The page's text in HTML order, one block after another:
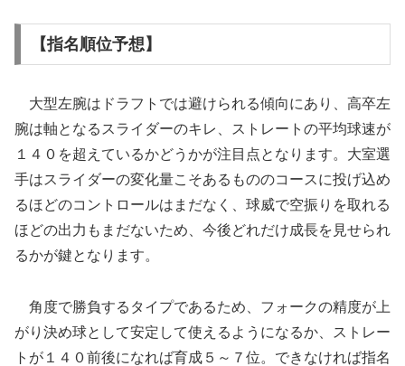
【指名順位予想】
大型左腕はドラフトでは避けられる傾向にあり、高卒左
腕は軸となるスライダーのキレ、ストレートの平均球速が
１４０を超えているかどうかが注目点となります。大室選
手はスライダーの変化量こそあるもののコースに投げ込め
るほどのコントロールはまだなく、球威で空振りを取れる
ほどの出力もまだないため、今後どれだけ成長を見せられ
るかが鍵となります。
角度で勝負するタイプであるため、フォークの精度が上
がり決め球として安定して使えるようになるか、ストレー
トが１４０前後になれば育成５～７位。できなければ指名